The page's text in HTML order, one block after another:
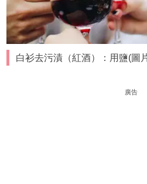
白衫去污漬（紅酒）：用鹽(圖
廣告